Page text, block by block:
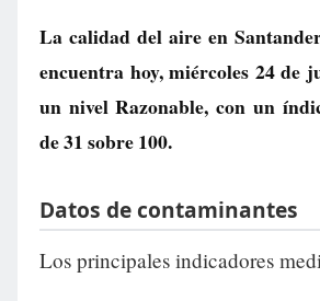
La calidad del aire en
encuentra hoy, miércoles 24 de
un nivelRazonable, con un
de31sobre 100.
Datos de contaminantes
Los principales indicadores